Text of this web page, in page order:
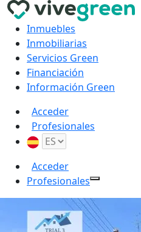
Inmuebles
Inmobiliarias
Servicios Green
Financiación
Información Green
Acceder
Profesionales
Acceder
Profesionales